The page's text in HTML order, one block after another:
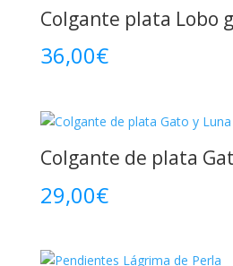
Colgante plata Lobo
36,00€
Colgante de plata
29,00€